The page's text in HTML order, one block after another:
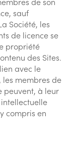
sauf
Société, les
de licence se
propriété
des Sites.
avec le
les membres de
peuvent, à leur
compris en